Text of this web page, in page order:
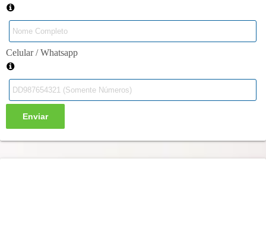
Celular / Whatsapp
Enviar